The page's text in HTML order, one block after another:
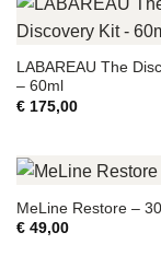
LABAREAU The
– 60ml
€175,00
MeLine Restore –
€49,00